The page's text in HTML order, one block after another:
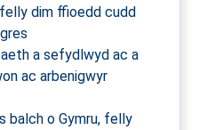
dim ffioedd cudd
a sefydlwyd ac a
ac arbenigwyr
balch o Gymru, felly